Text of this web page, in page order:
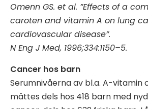
Omenn GS. et al. ”Effects of a
caroten and vitamin A on lung
cardiovascular disease”.
N Eng J Med, 1996;334:1150–5.
Cancer hos barn
Serumnivåerna av bl.a. A-vitamin
mättes dels hos 418 barn med